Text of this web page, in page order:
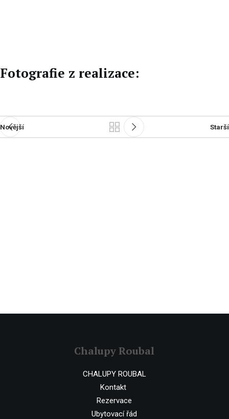
Fotografie z realizace:
Novější Starší
Chalupy Roubal
CHALUPY ROUBAL
Kontakt
Rezervace
Ubytovací řád